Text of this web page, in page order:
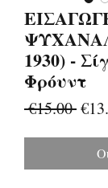
1930) -
Φρόυντ
€15.00